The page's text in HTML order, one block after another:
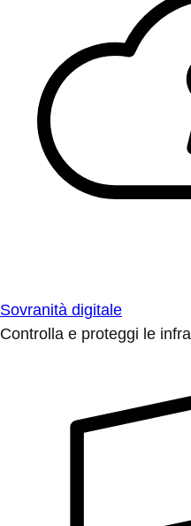
Sovranità digitale
Controlla e proteggi le